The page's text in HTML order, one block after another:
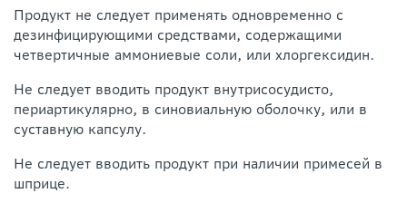
Продукт не следует применять одновременно с
дезинфицирующими средствами, содержащими
четвертичные аммониевые соли, или хлоргексидин.
Не следует вводить продукт внутрисосудисто,
периартикулярно, в синовиальную оболочку, или в
суставную капсулу.
Не следует вводить продукт при наличии примесей в
шприце.